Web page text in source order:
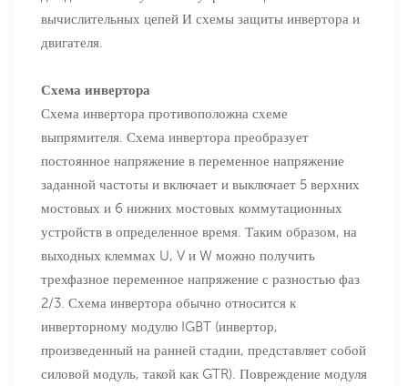
вычислительных цепей И схемы защиты инвертора и
двигателя.
Схема инвертора
Схема инвертора противоположна схеме
выпрямителя. Схема инвертора преобразует
постоянное напряжение в переменное напряжение
заданной частоты и включает и выключает 5 верхних
мостовых и 6 нижних мостовых коммутационных
устройств в определенное время. Таким образом, на
выходных клеммах U, V и W можно получить
трехфазное переменное напряжение с разностью фаз
2/3. Схема инвертора обычно относится к
инверторному модулю IGBT (инвертор,
произведенный на ранней стадии, представляет собой
силовой модуль, такой как GTR). Повреждение модуля